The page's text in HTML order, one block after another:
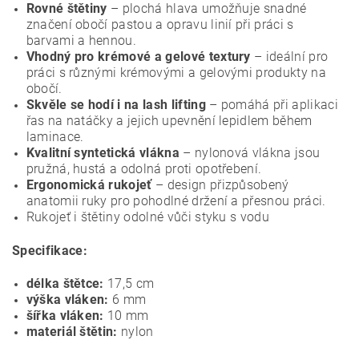
Rovné štětiny – plochá hlava umožňuje snadné
značení obočí pastou a opravu linií při práci s
barvami a hennou.
Vhodný pro krémové a gelové textury – ideální pro
práci s různými krémovými a gelovými produkty na
obočí.
Skvěle se hodí i na lash lifting– pomáhá při aplikaci
řas na natáčky a jejich upevnění lepidlem během
laminace.
Kvalitní syntetická vlákna – nylonová vlákna jsou
pružná, hustá a odolná proti opotřebení.
Ergonomická rukojeť– design přizpůsobený
anatomii ruky pro pohodlné držení a přesnou práci.
Rukojeť i štětiny odolné vůči styku s vodu
Specifikace:
délka štětce: 17,5 cm
výška vláken: 6 mm
šířka vláken: 10 mm
materiál štětin: nylon